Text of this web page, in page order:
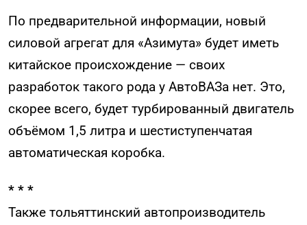
По предварительной информации, новый
силовой агрегат для «Азимута» будет иметь
китайское происхождение — своих
разработок такого рода у АвтоВАЗа нет. Это,
скорее всего, будет турбированный двигатель
объёмом 1,5 литра и шестиступенчатая
автоматическая коробка.
* * *
Также тольяттинский автопроизводитель